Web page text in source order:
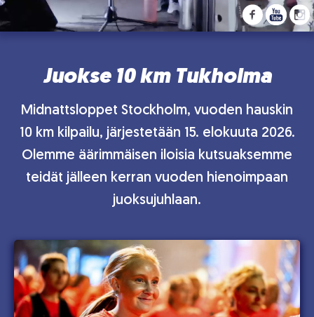
Juokse 10 km Tukholma
Midnattsloppet Stockholm, vuoden hauskin
10 km kilpailu, järjestetään 15. elokuuta 2026.
Olemme äärimmäisen iloisia kutsuaksemme
teidät jälleen kerran vuoden hienoimpaan
juoksujuhlaan.